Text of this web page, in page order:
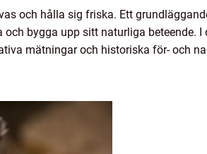
och hålla sig friska. Ett
bygga upp sitt naturliga beteende. I
mätningar och historiska för- och